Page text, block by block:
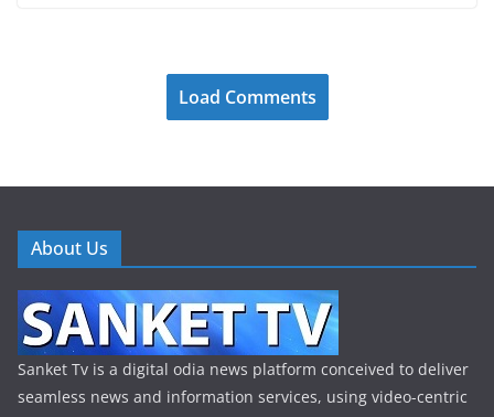
Load Comments
About Us
Sanket Tv is a digital odia news platform conceived to deliver
seamless news and information services, using video-centric